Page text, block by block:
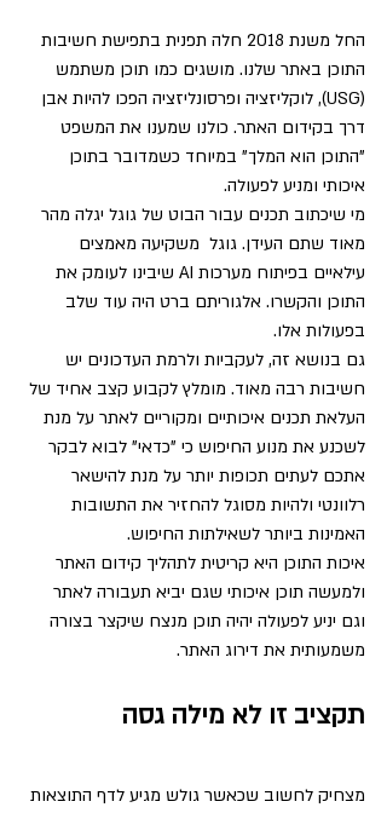
החל משנת 2018 חלה תפנית בתפישת חשיבות
התוכן באתר שלנו. מושגים כמו תוכן משתמש
(USG), לוקליזציה ופרסונליזציה הפכו להיות אבן
דרך בקידום האתר. כולנו שמענו את המשפט
"התוכן הוא המלך" במיוחד כשמדובר בתוכן
איכותי ומניע לפעולה.
מי שיכתוב תכנים עבור הבוט של גוגל יגלה מהר
מאוד שתם העידן. גוגל  משקיעה מאמצים
עילאיים בפיתוח מערכות AI שיבינו לעומק את
התוכן והקשרו. אלגוריתם ברט היה עוד שלב
בפעולות אלו.
גם בנושא זה, לעקביות ולרמת העדכונים יש
חשיבות רבה מאוד. מומלץ לקבוע קצב אחיד של
העלאת תכנים איכותיים ומקוריים לאתר על מנת
לשכנע את מנוע החיפוש כי "כדאי" לבוא לבקר
אתכם לעתים תכופות יותר על מנת להישאר
רלוונטי ולהיות מסוגל להחזיר את התשובות
האמינות ביותר לשאילתות החיפוש.
איכות התוכן היא קריטית לתהליך קידום האתר
ולמעשה תוכן איכותי שגם יביא תעבורה לאתר
וגם יניע לפעולה יהיה תוכן מנצח שיקצר בצורה
משמעותית את דירוג האתר.
תקציב זו לא מילה גסה
מצחיק לחשוב שכאשר גולש מגיע לדף התוצאות